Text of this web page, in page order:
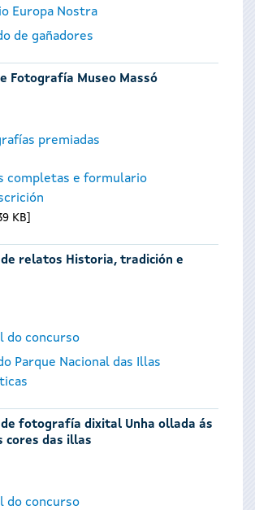
Europa Nostra
de gañadores
Fotografía Museo Massó
premiadas
completas e formulario
KB
de relatos Historia, tradición e
do concurso
Parque Nacional das Illas
de fotografía dixital Unha ollada ás
cores das illas
do concurso